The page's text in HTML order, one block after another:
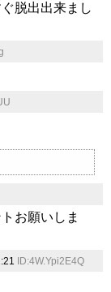
脱出出来まし
お願いしま
ID:4W.Ypi2E4Q